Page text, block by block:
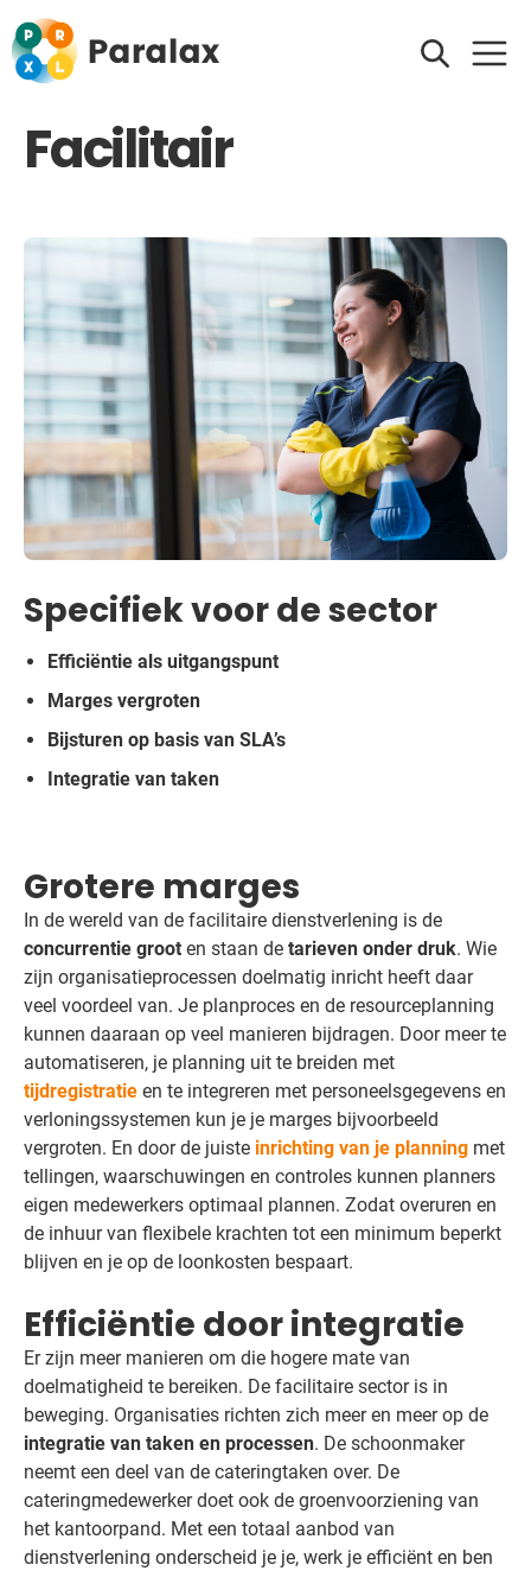
Facilitair
Specifiek voor de sector
Efficiëntie als uitgangspunt
Marges vergroten
Bijsturen op basis van SLA’s
Integratie van taken
Grotere marges
In de wereld van de facilitaire dienstverlening is de
concurrentie groot en staan de tarieven onder druk. Wie
zijn organisatieprocessen doelmatig inricht heeft daar
veel voordeel van. Je planproces en de resourceplanning
kunnen daaraan op veel manieren bijdragen. Door meer te
automatiseren, je planning uit te breiden met
tijdregistratie en te integreren met personeelsgegevens en
verloningssystemen kun je je marges bijvoorbeeld
vergroten. En door de juiste inrichting van je planning met
tellingen, waarschuwingen en controles kunnen planners
eigen medewerkers optimaal plannen. Zodat overuren en
de inhuur van flexibele krachten tot een minimum beperkt
blijven en je op de loonkosten bespaart.
Efficiëntie door integratie
Er zijn meer manieren om die hogere mate van
doelmatigheid te bereiken. De facilitaire sector is in
beweging. Organisaties richten zich meer en meer op de
integratie van taken en processen. De schoonmaker
neemt een deel van de cateringtaken over. De
cateringmedewerker doet ook de groenvoorziening van
het kantoorpand. Met een totaal aanbod van
dienstverlening onderscheid je je, werk je efficiënt en ben